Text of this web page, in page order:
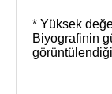
* Yüksek
Biyografinin